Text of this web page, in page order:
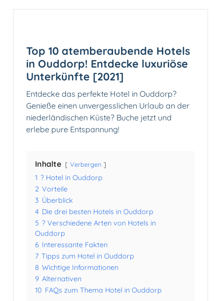
Top 10 atemberaubende Hotels
in Ouddorp! Entdecke luxuriöse
Unterkünfte [2021]
Entdecke das perfekte Hotel in Ouddorp?
Genieße einen unvergesslichen Urlaub an der
niederländischen Küste? Buche jetzt und
erlebe pure Entspannung!
Inhalte Verbergen
1 ? Hotel in Ouddorp
2 Vorteile
3 Überblick
4 Die drei besten Hotels in Ouddorp
5 ? Verschiedene Arten von Hotels in
Ouddorp
6 Interessante Fakten
7 Tipps zum Hotel in Ouddorp
8 Wichtige Informationen
9 Alternativen
10 FAQs zum Thema Hotel in Ouddorp